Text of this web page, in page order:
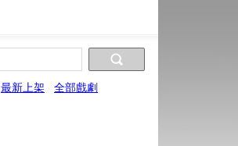
最新上架 全部戲劇